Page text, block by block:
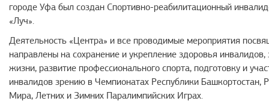
городе Уфа был создан Спортивно-реабилитационный
«Луч».
Деятельность «Центра» и все проводимые мероприятия
направлены на сохранение и укрепление здоровья инвалидов,
жизни, развитие профессионального спорта, подготовку и
инвалидов зрению в Чемпионатах Республики Башкортостан,
Мира, Летних и Зимних Паралимпийских Играх.